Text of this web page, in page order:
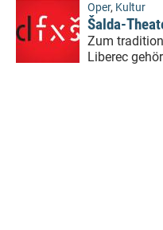
Oper, Kultur
Šalda-
Zum
Liberec